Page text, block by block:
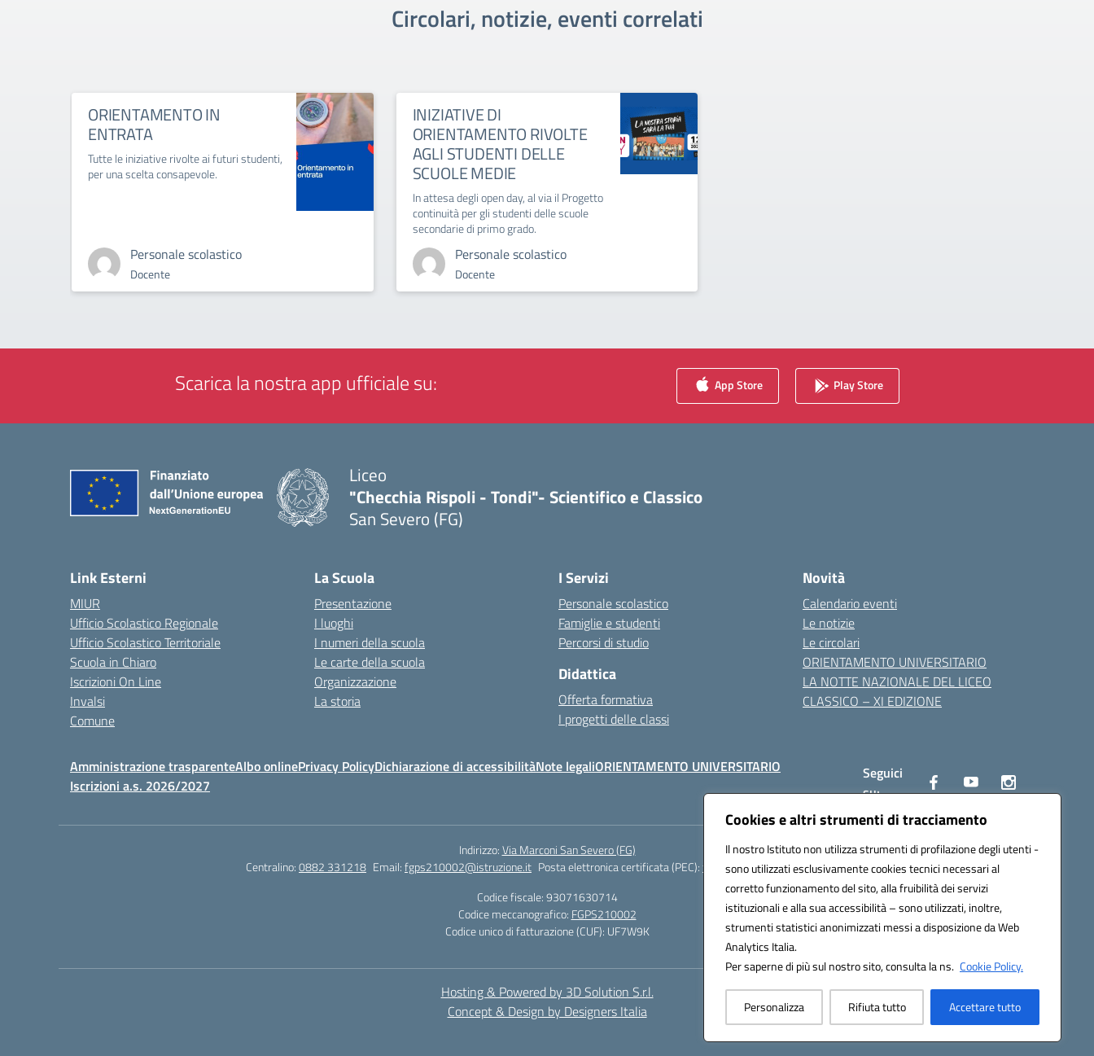
Cookies e altri strumenti di tracciamento
Il nostro Istituto non utilizza strumenti di profilazione degli utenti -
sono utilizzati esclusivamente cookies tecnici necessari al
corretto funzionamento del sito, alla fruibilità dei servizi
istituzionali e alla sua accessibilità – sono utilizzati, inoltre,
strumenti statistici anonimizzati messi a disposizione da Web
Analytics Italia.
Per saperne di più sul nostro sito, consulta la ns. Cookie Policy.
Personalizza Rifiuta tutto Accettare tutto
Circolari, notizie, eventi correlati
ORIENTAMENTO IN
ENTRATA
Tutte le iniziative rivolte ai futuri studenti,
per una scelta consapevole.
Personale scolastico
Docente
INIZIATIVE DI
ORIENTAMENTO RIVOLTE
AGLI STUDENTI DELLE
SCUOLE MEDIE
In attesa degli open day, al via il Progetto
continuità per gli studenti delle scuole
secondarie di primo grado.
Personale scolastico
Docente
Scarica la nostra app ufficiale su: App Store Play Store
Liceo
"Checchia Rispoli - Tondi"- Scientifico e Classico
San Severo (FG)
Link Esterni
MIUR
Ufficio Scolastico Regionale
Ufficio Scolastico Territoriale
Scuola in Chiaro
Iscrizioni On Line
Invalsi
Comune
La Scuola
Presentazione
I luoghi
I numeri della scuola
Le carte della scuola
Organizzazione
La storia
I Servizi
Personale scolastico
Famiglie e studenti
Percorsi di studio
Didattica
Offerta formativa
I progetti delle classi
Novità
Calendario eventi
Le notizie
Le circolari
ORIENTAMENTO UNIVERSITARIO
LA NOTTE NAZIONALE DEL LICEO
CLASSICO – XI EDIZIONE
Amministrazione trasparenteAlbo onlinePrivacy PolicyDichiarazione di accessibilitàNote legaliORIENTAMENTO UNIVERSITARIO
Iscrizioni a.s. 2026/2027
Seguici
su:
Indirizzo:Via Marconi San Severo (FG)
Centralino:0882 331218 Email:fgps210002@istruzione.it Posta elettronica certificata (PEC):fgps210002@pec.istruzione.it
Codice fiscale: 93071630714
Codice meccanografico: FGPS210002
Codice unico di fatturazione (CUF): UF7W9K
Hosting & Powered by 3D Solution S.r.l.
Concept & Design by Designers Italia